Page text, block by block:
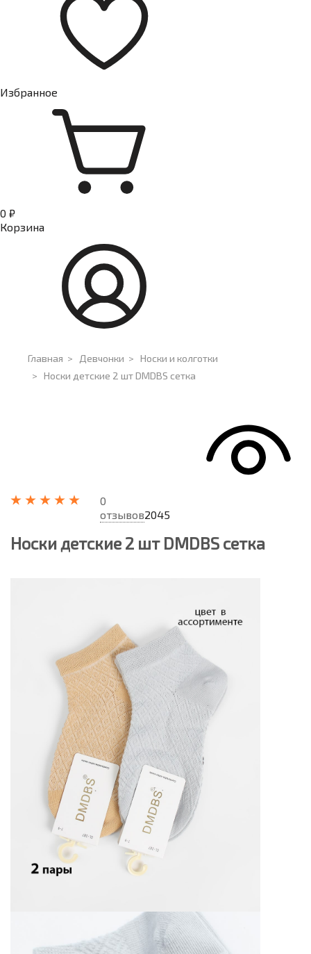
Избранное
0 ₽
Корзина
Главная > Девчонки > Носки и колготки
> Носки детские 2 шт DMDBS сетка
0
отзывов2045
Носки детские 2 шт DMDBS сетка